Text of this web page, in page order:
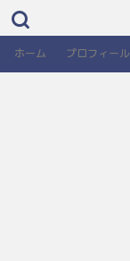
ホーム プロフィール